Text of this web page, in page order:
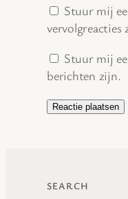
Stuur mij
vervolgreacties
Stuur mij
berichten zijn.
SEARCH